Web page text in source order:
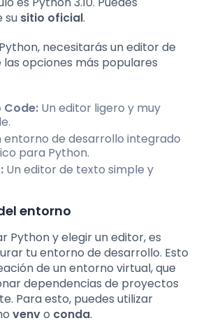
su sitio oficial.
necesitarás un editor de
las opciones más populares
Code: Un editor ligero y muy
entorno de desarrollo integrado
para Python.
Un editor de texto simple y
entorno
Python y elegir un editor, es
tu entorno de desarrollo. Esto
de un entorno virtual, que
dependencias de proyectos
Para esto, puedes utilizar
venvo conda.